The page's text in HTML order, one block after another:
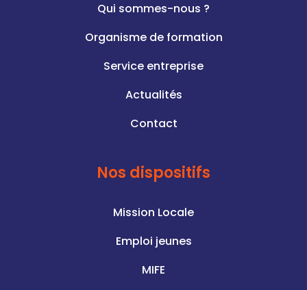
Qui sommes-nous ?
Organisme de formation
Service entreprise
Actualités
Contact
Nos dispositifs
Mission Locale
Emploi jeunes
MIFE